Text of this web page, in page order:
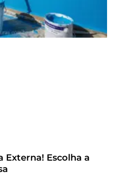
Externa! Escolha a